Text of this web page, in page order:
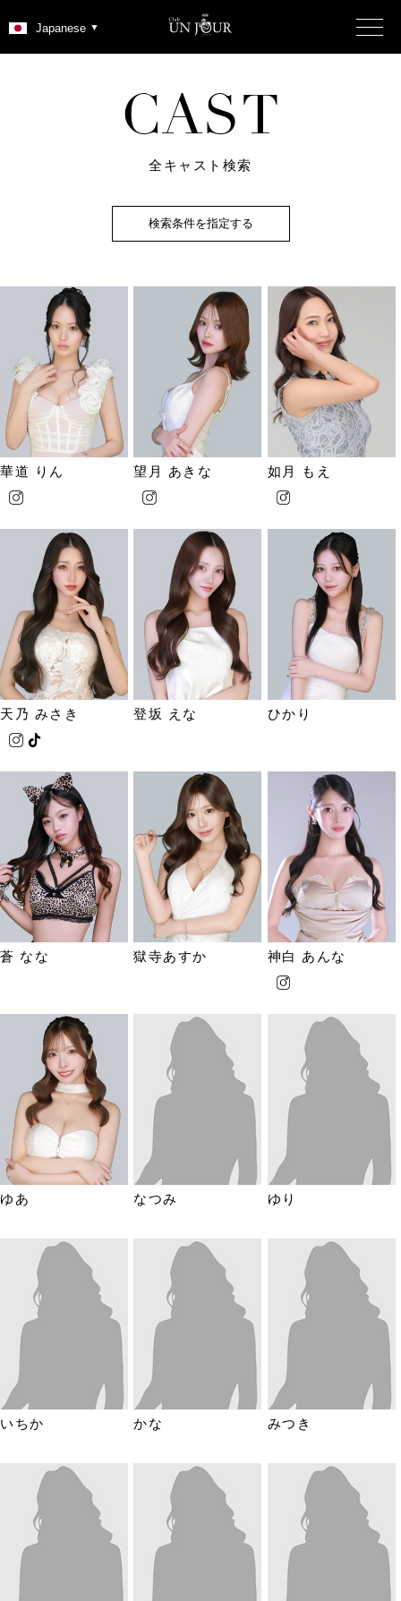
CAST
全キャスト検索
検索条件を指定する
華道 りん 望月 あきな 如月 もえ
天乃 みさき 登坂 えな ひかり
蒼 なな 獄寺あすか 神白 あんな
ゆあ なつみ ゆり
いちか かな みつき